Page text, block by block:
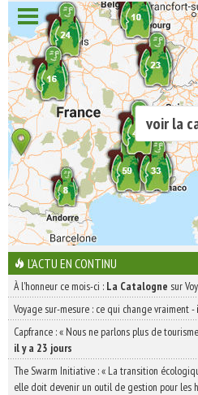
INSCRIVEZ-VOUS | ABONNEZ-
voir la
L'ACTU EN CONTINU
À l'honneur ce mois-ci : La Catalogne sur
Voyage sur-mesure : ce qui change vraiment-
Capfrance : « Nous ne parlons plus de
il y a 23 jours
The Swarm Initiative : « La transition
elle doit devenir un outil de gestion pour les